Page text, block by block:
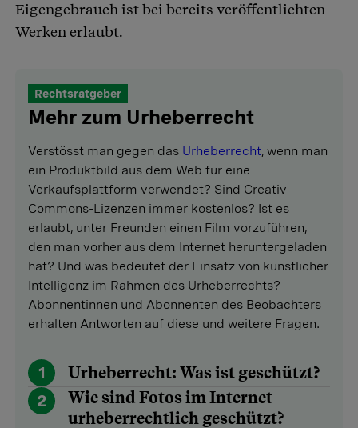
Eigengebrauch ist bei bereits veröffentlichten
Werken erlaubt.
Rechtsratgeber
Mehr zum Urheberrecht
Verstösst man gegen das Urheberrecht, wenn man
ein Produktbild aus dem Web für eine
Verkaufsplattform verwendet? Sind Creativ
Commons-Lizenzen immer kostenlos? Ist es
erlaubt, unter Freunden einen Film vorzuführen,
den man vorher aus dem Internet heruntergeladen
hat? Und was bedeutet der Einsatz von künstlicher
Intelligenz im Rahmen des Urheberrechts?
Abonnentinnen und Abonnenten des Beobachters
erhalten Antworten auf diese und weitere Fragen.
1
Urheberrecht: Was ist geschützt?
2
Wie sind Fotos im Internet
urheberrechtlich geschützt?